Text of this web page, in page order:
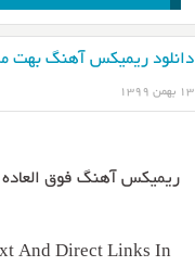
دانلود ریمیکس آهنگ بهت
۱۳ بهمن ۱۳۹۹
ریمیکس آهنگ فوق العاده
And Direct Links In